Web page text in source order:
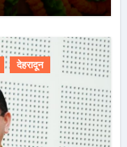
देहरादून